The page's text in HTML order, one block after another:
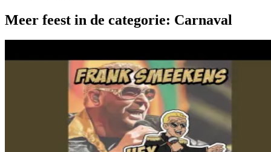
Meer feest in de categorie: Carnaval